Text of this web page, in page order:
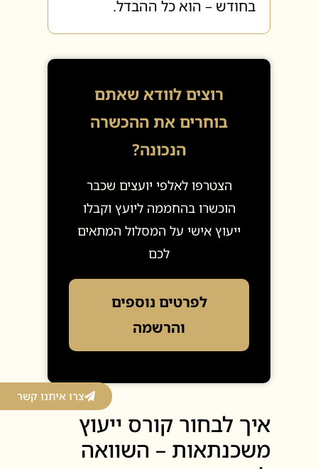
בחודש – הוא כל ההבדל.
רוצים לוודא שאתם
בוחרים את ההכשרה
הנכונה?
הצטרפו לאלפי יועצים שכבר
הוכשרו בהחממה ליועץ וקבלו
ייעוץ אישי על המסלול המתאים
לכם
לפרטים נוספים
והרשמה
איך לבחור קורס ייעוץ
משכנתאות – השוואה
צרו איתנו קשר